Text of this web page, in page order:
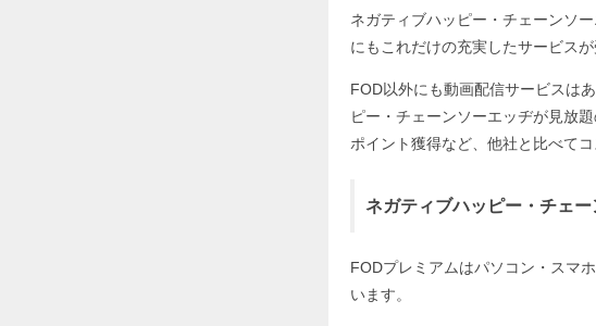
ネガティブハッピー・チェーンソ
にもこれだけの充実したサービス
FOD以外にも動画配信サービスは
ピー・チェーンソーエッヂが見放
ポイント獲得など、他社と比べて
ネガティブハッピー・チェ
FODプレミアムはパソコン・スマ
います。